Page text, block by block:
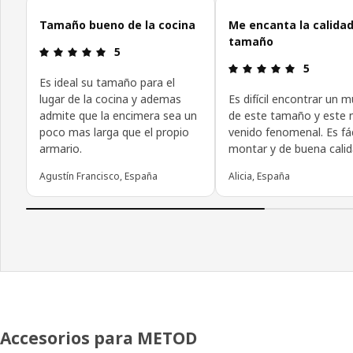
Tamaño bueno de la cocina
Reseña: 5 de 5 estrellas.
5
Es ideal su tamaño para el
lugar de la cocina y ademas
admite que la encimera sea un
poco mas larga que el propio
armario.
Agustín Francisco, España
Me encanta la
tamaño
Reseña: 5
5
Es difícil encontrar un
de este tamaño y este
venido fenomenal. Es
montar y de buena
Alicia, España
Accesorios para METOD